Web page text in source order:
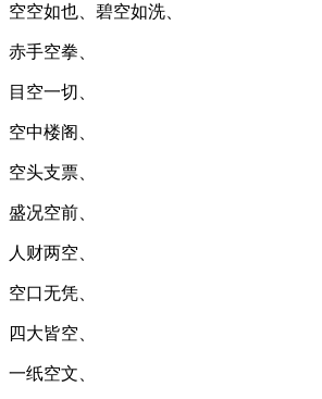
空空如也、碧空如洗、
赤手空拳、
目空一切、
空中楼阁、
空头支票、
盛况空前、
人财两空、
空口无凭、
四大皆空、
一纸空文、